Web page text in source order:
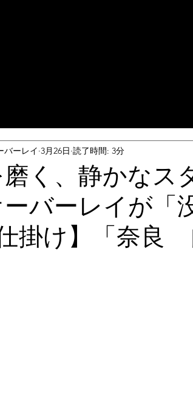
磨く、静かなス
バーレイが「
掛け】「奈良
バーレイ 3月26日 読了時間: 3分